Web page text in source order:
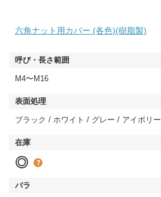
六角ナット用カバー (各色)(樹脂製)
M4〜M16
ブラック / ホワイト / グレー / アイボリー
◎